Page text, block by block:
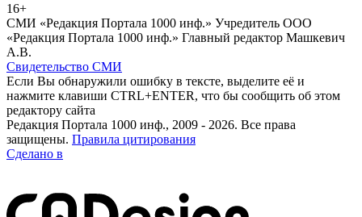
16+
СМИ «Редакция Портала 1000 инф.» Учредитель ООО
«Редакция Портала 1000 инф.» Главный редактор Машкевич
А.В.
Свидетельство СМИ
Если Вы обнаружили ошибку в тексте, выделите её и
нажмите клавиши CTRL+ENTER, что бы сообщить об этом
редактору сайта
Редакция Портала 1000 инф., 2009 - 2026. Все права
защищены. Правила цитирования
Сделано в